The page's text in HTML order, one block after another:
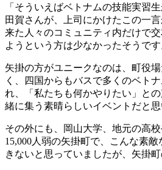
「そういえばベトナムの技能実習
田賀さんが、上司にかけたこの一
来た人々のコミュニティ内だけで
ようという方は少なかったそうで
矢掛の方がユニークなのは、町役
く、四国からもバスで多くのベト
れ、「私たちも何かやりたい」と
緒に集う素晴らしいイベントだと思
その外にも、岡山大学、地元の高
15,000人弱の矢掛町で、こんな素
きないと思っていましたが、矢掛